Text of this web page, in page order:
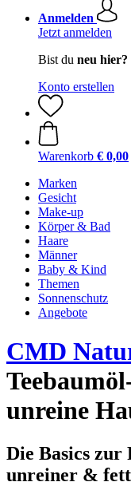
Anmelden
Jetzt anmelden
Bist du neu hier?
Konto erstellen
Warenkorb € 0,00
Marken
Gesicht
Make-up
Körper & Bad
Haare
Männer
Baby & Kind
Themen
Sonnenschutz
Angebote
CMD
unreine
Die Basics zur
unreiner &